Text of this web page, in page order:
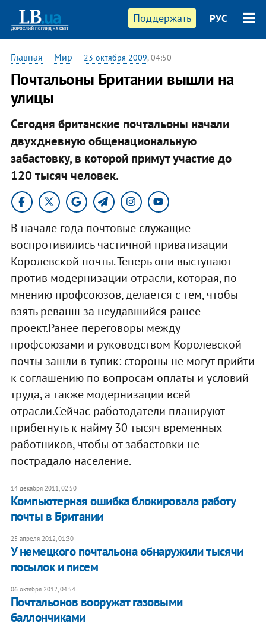
Поддержать РУС
Главная — Мир — 23 октября 2009, 04:50
Почтальоны Британии вышли на
улицы
Сегодня британские почтальоны начали
двухдневную общенациональную
забастовку, в которой примут участие до
120 тысяч человек.
В начале года почтовые служащие
воспротивились частичной приватизации
Королевской почты. Теперь они выступают
против модернизации отрасли, которая, по
мнению профсоюзов, делается с тем, чтобы
взять реванш за неудавшийся ранее
проект.Ранее переговоры между
профсоюзами и руководством Королевской
почты зашли в тупик: стороны не могут прийти
к соглашению по вопросам оплаты и условий
труда, а также модернизации всей
отрасли.Сейчас работодатели планируют
прибегнуть к найму 30 тысяч временных
работников, чтобы от забастовки не
пострадало население.
14 декабря 2011, 02:50
Компьютерная ошибка блокировала работу
почты в Британии
25 апреля 2012, 01:30
У немецкого почтальона обнаружили тысячи
посылок и писем
06 октября 2012, 04:54
Почтальонов вооружат газовыми
баллончиками